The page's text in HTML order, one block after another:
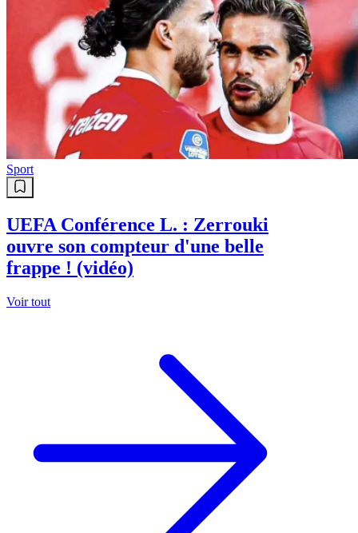
Sport
UEFA Conférence L. : Zerrouki
ouvre son compteur d'une belle
frappe ! (vidéo)
Voir tout